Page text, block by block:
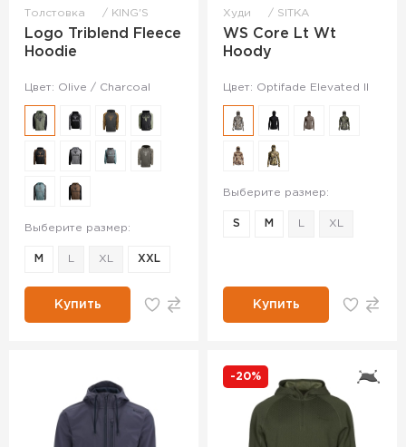
Толстовка KING'S
Logo Triblend Fleece
Hoodie
Цвет: Olive / Charcoal
Выберите размер:
M XL XXL
Купить
Худи SITKA
WS Core Lt Wt
Hoody
Цвет: Optifade Elevated II
Выберите размер:
S M XL
Купить
-20%